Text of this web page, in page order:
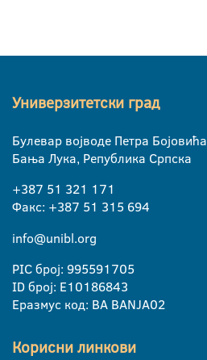
Универзитетски град
Булевар војводе Петра Бојовића
Бања Лука, Република Српска
+387 51 321 171
Факс: +387 51 315 694
info@unibl.org
PIC број: 995591705
ID број: E10186843
Еразмус код: BA BANJA02
Корисни линкови